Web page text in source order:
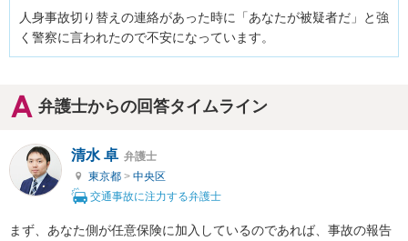
人身事故切り替えの連絡があった時に「あなたが被疑者だ」と強
く警察に言われたので不安になっています。
弁護士からの回答タイムライン
清水 卓 弁護士
東京都 > 中央区
交通事故に注力する弁護士
まず、あなた側が任意保険に加入しているのであれば、事故の報告